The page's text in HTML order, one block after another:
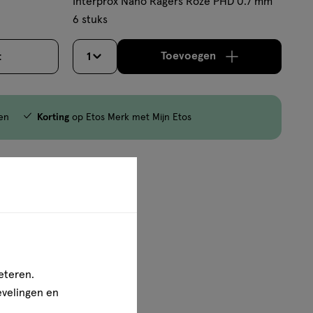
nog maar 12 producten op voorraad.
6 stuks
1 Toevoegenverhoog aantal met
Korting op Etos Merk met Mijn Etos
en